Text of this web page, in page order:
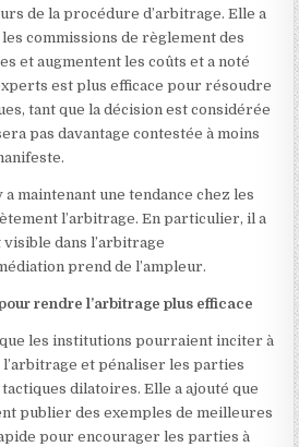
de la procédure d’arbitrage. Elle a
commissions de règlement des
et augmentent les coûts et a noté
est plus efficace pour résoudre
tant que la décision est considérée
pas davantage contestée à moins
a maintenant une tendance chez les
l’arbitrage. En particulier, il a
dans l’arbitrage
prend de l’ampleur.
rendre l’arbitrage plus efficace
les institutions pourraient inciter à
l’arbitrage et pénaliser les parties
dilatoires. Elle a ajouté que
publier des exemples de meilleures
pour encourager les parties à